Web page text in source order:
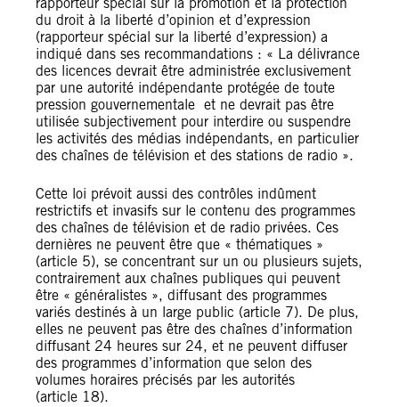
rapporteur spécial sur la promotion et la protection
du droit à la liberté d’opinion et d’expression
(rapporteur spécial sur la liberté d’expression) a
indiqué dans ses recommandations : « La délivrance
des licences devrait être administrée exclusivement
par une autorité indépendante protégée de toute
pression gouvernementale et ne devrait pas être
utilisée subjectivement pour interdire ou suspendre
les activités des médias indépendants, en particulier
des chaînes de télévision et des stations de radio ».
Cette loi prévoit aussi des contrôles indûment
restrictifs et invasifs sur le contenu des programmes
des chaînes de télévision et de radio privées. Ces
dernières ne peuvent être que « thématiques »
(article 5), se concentrant sur un ou plusieurs sujets,
contrairement aux chaînes publiques qui peuvent
être « généralistes », diffusant des programmes
variés destinés à un large public (article 7). De plus,
elles ne peuvent pas être des chaînes d’information
diffusant 24 heures sur 24, et ne peuvent diffuser
des programmes d’information que selon des
volumes horaires précisés par les autorités
(article 18).